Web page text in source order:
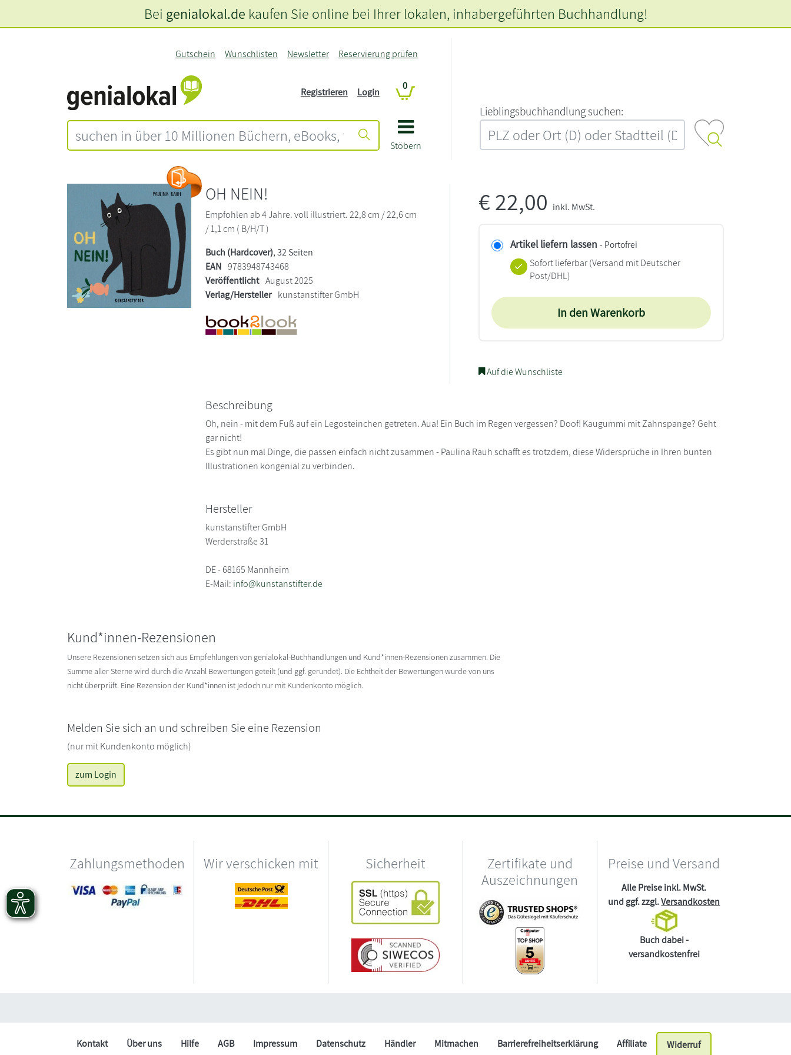
Stöbern
Gutschein Wunschlisten Newsletter Reservierung prüfen
Registrieren Login
0
L‍i‍e‍b‍l‍i‍n‍g‍s‍b‍u‍c‍h‍h‍a‍n‍d‍l‍u‍n‍g‍ ‍s‍u‍c‍h‍e‍n‍:‍
Bei genialokal.de kaufen Sie online bei Ihrer lokalen, inhabergeführten Buchhandlung!
OH NEIN!
Empfohlen ab 4 Jahre. voll illustriert. 22,8 cm / 22,6 cm
/ 1,1 cm ( B/H/T )
Buch (Hardcover), 32 Seiten
EAN 9783948743468
Veröffentlicht August 2025
Verlag/Hersteller kunstanstifter GmbH
€22,00 inkl. MwSt.
Artikel liefern lassen - Portofrei
Sofort lieferbar(Versand mit Deutscher
Post/DHL)
In den Warenkorb
Auf die Wunschliste
Beschreibung
Oh, nein - mit dem Fuß auf ein Legosteinchen getreten. Aua! Ein Buch im Regen vergessen? Doof! Kaugummi mit Zahnspange? Geht
gar nicht!
Es gibt nun mal Dinge, die passen einfach nicht zusammen - Paulina Rauh schafft es trotzdem, diese Widersprüche in Ihren bunten
Illustrationen kongenial zu verbinden.
Hersteller
kunstanstifter GmbH
Werderstraße 31
DE - 68165 Mannheim
E-Mail: info@kunstanstifter.de
Kund*innen-Rezensionen
Unsere Rezensionen setzen sich aus Empfehlungen von genialokal-Buchhandlungen und Kund*innen-Rezensionen zusammen. Die
Summe aller Sterne wird durch die Anzahl Bewertungen geteilt (und ggf. gerundet). Die Echtheit der Bewertungen wurde von uns
nicht überprüft. Eine Rezension der Kund*innen ist jedoch nur mit Kundenkonto möglich.
Melden Sie sich an und schreiben Sie eine Rezension
(nur mit Kundenkonto möglich)
zum Login
Zahlungsmethoden Wir verschicken mit Sicherheit
Zertifikate und
Auszeichnungen
Preise und Versand
Alle Preise inkl. MwSt.
und ggf. zzgl.Versandkosten
Buch dabei -
versandkostenfrei
Kontakt Über uns Hilfe AGB Impressum Datenschutz Händler Mitmachen Barrierefreiheitserklärung Affiliate Widerruf